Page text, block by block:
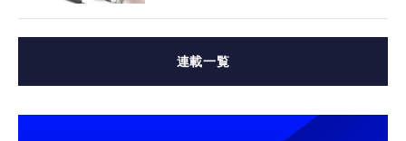
連載一覧